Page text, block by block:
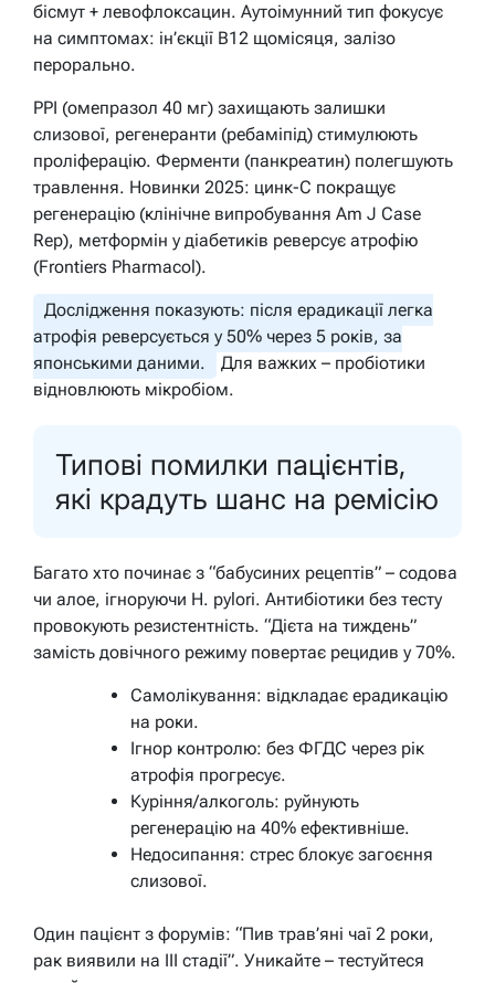
бісмут + левофлоксацин. Аутоімунний тип фокусує
на симптомах: ін’єкції B12 щомісяця, залізо
перорально.
PPI (омепразол 40 мг) захищають залишки
слизової, регенеранти (ребаміпід) стимулюють
проліферацію. Ферменти (панкреатин) полегшують
травлення. Новинки 2025: цинк-C покращує
регенерацію (клінічне випробування Am J Case
Rep), метформін у діабетиків реверсує атрофію
(Frontiers Pharmacol).
Дослідження показують: після ерадикації легка
атрофія реверсується у 50% через 5 років, за
японськими даними.
Для важких – пробіотики
відновлюють мікробіом.
Типові помилки пацієнтів,
які крадуть шанс на ремісію
Багато хто починає з “бабусиних рецептів” – содова
чи алое, ігноруючи H. pylori. Антибіотики без тесту
провокують резистентність. “Дієта на тиждень”
замість довічного режиму повертає рецидив у 70%.
Самолікування: відкладає ерадикацію
на роки.
Ігнор контролю: без ФГДС через рік
атрофія прогресує.
Куріння/алкоголь: руйнують
регенерацію на 40% ефективніше.
Недосипання: стрес блокує загоєння
слизової.
Один пацієнт з форумів: “Пив трав’яні чаї 2 роки,
рак виявили на III стадії”. Уникайте – тестуйтеся